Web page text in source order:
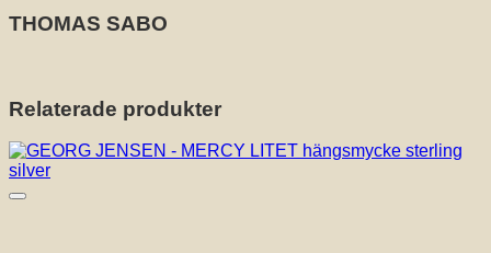
THOMAS SABO
Relaterade produkter